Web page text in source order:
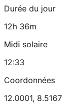
Durée du jour
12h 36m
Midi solaire
12:33
Coordonnées
12.0001, 8.5167